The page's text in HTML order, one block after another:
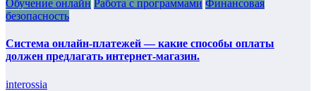
Обучение онлайн Работа с программами Финансовая
безопасность
Система онлайн-платежей — какие способы оплаты
должен предлагать интернет-магазин.
interossia